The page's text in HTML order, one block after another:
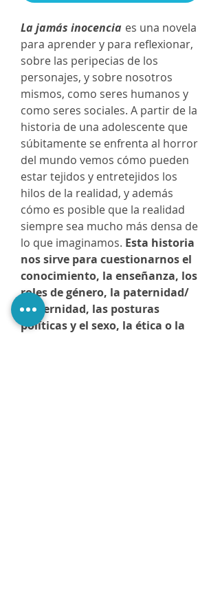
La jamás inocencia es una novela
para aprender y para reflexionar,
sobre las peripecias de los
personajes, y sobre nosotros
mismos, como seres humanos y
como seres sociales. A partir de la
historia de una adolescente que
súbitamente se enfrenta al horror
del mundo vemos cómo pueden
estar tejidos y entretejidos los
hilos de la realidad, y además
cómo es posible que la realidad
siempre sea mucho más densa de
lo que imaginamos. Esta historia
nos sirve para cuestionarnos el
conocimiento, la enseñanza, los
roles de género, la paternidad/
maternidad, las posturas
políticas y el sexo, la ética o la